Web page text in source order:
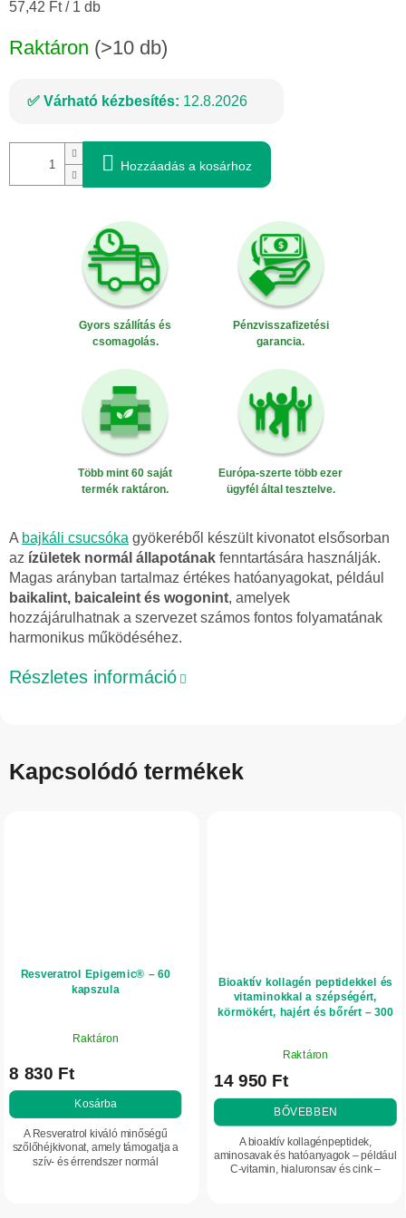
Egységár:
57,42 Ft / 1 db
Raktáron (>10 db)
Várható kézbesítés: 12.8.2026
Hozzáadás a kosárhoz
Gyors szállítás és
csomagolás.
Pénzvisszafizetési
garancia.
Több mint 60 saját
termék raktáron.
Európa-szerte több ezer
ügyfél által tesztelve.
A bajkáli csucsóka gyökeréből készült kivonatot elsősorban
az ízületek normál állapotának fenntartására használják.
Magas arányban tartalmaz értékes hatóanyagokat, például
baikalint, baicaleint és wogonint, amelyek
hozzájárulhatnak a szervezet számos fontos folyamatának
harmonikus működéséhez.
Részletes információ
Kapcsolódó termékek
Resveratrol Epigemic® – 60
kapszula
Raktáron
8 830 Ft
Kosárba
A Resveratrol kiváló minőségű
szőlőhéjkivonat, amely támogatja a
szív- és érrendszer normál
Bioaktív kollagén peptidekkel és
vitaminokkal a szépségért,
körmökért, hajért és bőrért – 300
átlagos
értékelése
5-
5,0
csillag.
Raktáron
14 950 Ft
BŐVEBBEN
A bioaktív kollagénpeptidek,
aminosavak és hatóanyagok – például
C-vitamin, hialuronsav és cink –